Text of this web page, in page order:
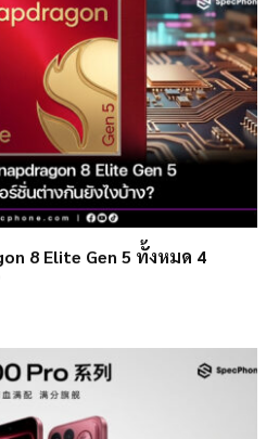
8 Elite Gen 5 ทั้งหมด 4